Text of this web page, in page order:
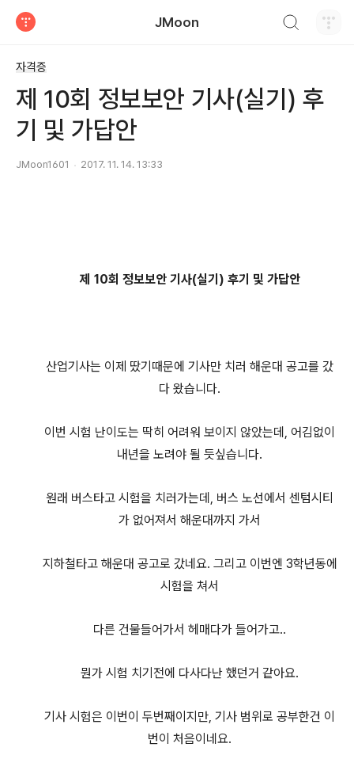
JMoon
자격증
제 10회 정보보안 기사(실기) 후
기 및 가답안
JMoon1601 2017. 11. 14. 13:33
제 10회 정보보안 기사(실기) 후기 및 가답안
산업기사는 이제 땄기때문에 기사만 치러 해운대 공고를 갔
다 왔습니다.
이번 시험 난이도는 딱히 어려워 보이지 않았는데, 어김없이
내년을 노려야 될 듯싶습니다.
원래 버스타고 시험을 치러가는데, 버스 노선에서 센텀시티
가 없어져서 해운대까지 가서
지하철타고 해운대 공고로 갔네요. 그리고 이번엔 3학년동에
시험을 쳐서
다른 건물들어가서 헤매다가 들어가고..
뭔가 시험 치기전에 다사다난 했던거 같아요.
기사 시험은 이번이 두번째이지만, 기사 범위로 공부한건 이
번이 처음이네요.